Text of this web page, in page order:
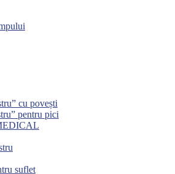
cu povești
pentru pici
suflet